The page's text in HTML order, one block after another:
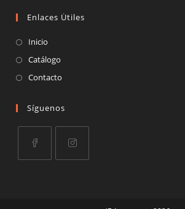
Enlaces Útiles
Inicio
Catálogo
Contacto
Síguenos